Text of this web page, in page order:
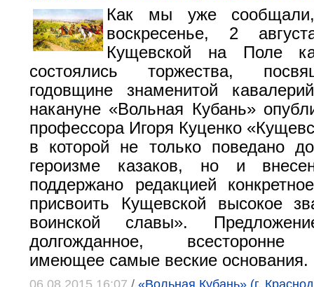
Как мы уже
воскресенье, 2
Кущевской на Поле
состоялись торжества,
годовщине знаменитой
накануне «Вольная Кубань»
профессора Игоря Куценко
в которой не только поведано
героизме казаков, но и
поддержано редакцией
присвоить Кущевской высокое
воинской славы».
долгожданное, всесторонне
имеющее самые веские основания.